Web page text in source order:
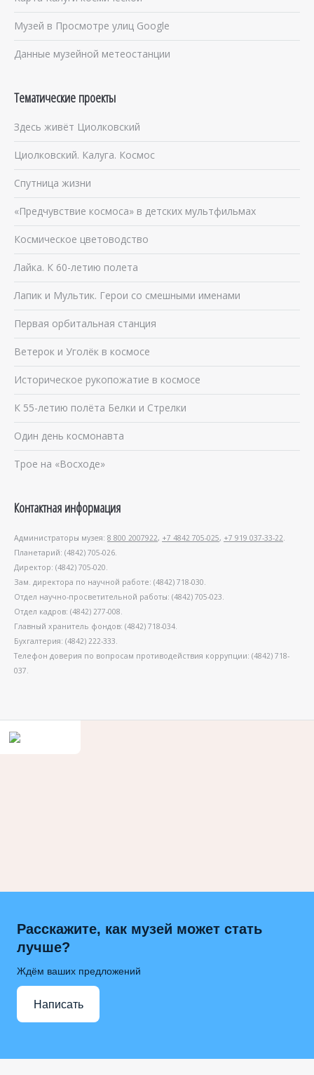
Музей в Просмотре улиц Google
Данные музейной метеостанции
Тематические проекты
Здесь живёт Циолковский
Циолковский. Калуга. Космос
Спутница жизни
«Предчувствие космоса» в детских мультфильмах
Космическое цветоводство
Лайка. К 60-летию полета
Лапик и Мультик. Герои со смешными именами
Первая орбитальная станция
Ветерок и Уголёк в космосе
Историческое рукопожатие в космосе
К 55-летию полёта Белки и Стрелки
Один день космонавта
Трое на «Восходе»
Контактная информация
Администраторы музея: 8 800 2007922, +7 4842 705-025, +7 919 037-33-22.
Планетарий: (4842) 705-026.
Директор: (4842) 705-020.
Зам. директора по научной работе: (4842) 718-030.
Отдел научно-просветительной работы: (4842) 705-023.
Отдел кадров: (4842) 277-008.
Главный хранитель фондов: (4842) 718-034.
Бухгалтерия: (4842) 222-333.
Телефон доверия по вопросам противодействия коррупции: (4842) 718-
037.
Расскажите, как музей может стать
лучше?
Ждём ваших предложений
Написать